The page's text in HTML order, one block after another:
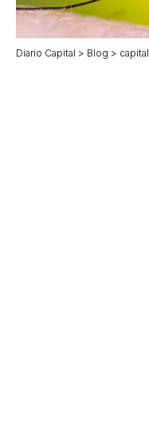
Diario Capital > Blog > capital